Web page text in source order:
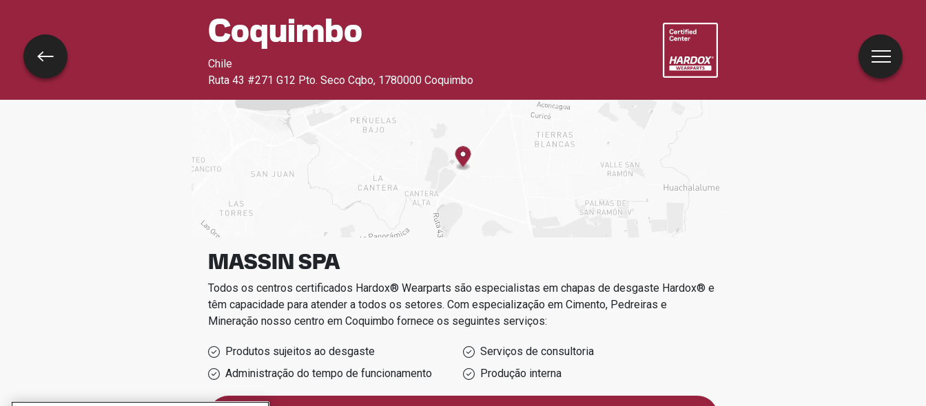
Coquimbo
Chile
Ruta 43 #271 G12 Pto. Seco Cqbo, 1780000 Coquimbo
MASSIN SPA
Todos os centros certificados Hardox® Wearparts são especialistas em chapas de desgaste Hardox® e
têm capacidade para atender a todos os setores. Com especialização em Cimento, Pedreiras e
Mineração nosso centro em Coquimbofornece os seguintes serviços:
Produtos sujeitos ao desgaste
Serviços de consultoria
Administração do tempo de funcionamento
Produção interna
Voltar